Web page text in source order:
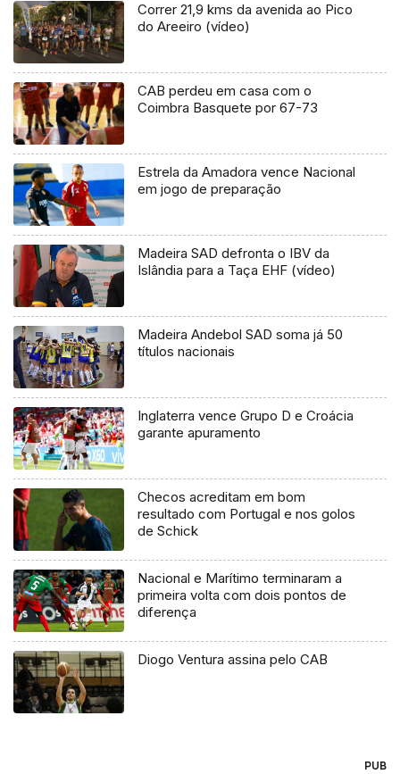
Correr 21,9 kms da avenida ao Pico
do Areeiro (vídeo)
CAB perdeu em casa com o
Coimbra Basquete por 67-73
Estrela da Amadora vence Nacional
em jogo de preparação
Madeira SAD defronta o IBV da
Islândia para a Taça EHF (vídeo)
Madeira Andebol SAD soma já 50
títulos nacionais
Inglaterra vence Grupo D e Croácia
garante apuramento
Checos acreditam em bom
resultado com Portugal e nos golos
de Schick
Nacional e Marítimo terminaram a
primeira volta com dois pontos de
diferença
Diogo Ventura assina pelo CAB
PUB